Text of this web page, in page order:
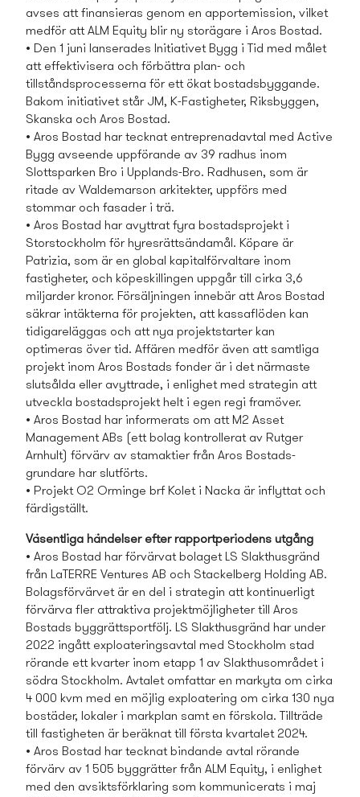
avses att finansieras genom en apportemission, vilket
medför att ALM Equity blir ny storägare i Aros Bostad.
• Den 1 juni lanserades Initiativet Bygg i Tid med målet
att effektivisera och förbättra plan- och
tillståndsprocesserna för ett ökat bostads­byggande.
Bakom initiativet står JM, K-Fastigheter, Riksbyggen,
Skanska och Aros Bostad.
• Aros Bostad har tecknat entreprenadavtal med Active
Bygg avseende uppförande av 39 radhus inom
Slottsparken Bro i Upplands-Bro. Radhusen, som är
ritade av Waldemarson arkitekter, uppförs med
stommar och fasader i trä.
• Aros Bostad har avyttrat fyra bostads­projekt i
Storstockholm för hyresrättsändamål. Köpare är
Patrizia, som är en global kapitalförvaltare inom
fastigheter, och köpeskillingen uppgår till cirka 3,6
miljarder kronor. Försäljningen innebär att Aros Bostad
säkrar intäkterna för projekten, att kassaflöden kan
tidigareläggas och att nya projektstarter kan
optimeras över tid. Affären medför även att samtliga
projekt inom Aros Bostads­ fonder är i det närmaste
slutsålda eller avyttrade, i enlighet med strategin att
utveckla bostads­projekt helt i egen regi framöver.
• Aros Bostad har informerats om att M2 Asset
Management ABs (ett bolag kontrollerat av Rutger
Arnhult) förvärv av stamaktier från Aros Bostads­
grundare har slutförts.
• Projekt O2 Orminge brf Kolet i Nacka är inflyttat och
färdigställt.
Väsentliga händelser efter rapportperiodens utgång
• Aros Bostad har förvärvat bolaget LS Slakthusgränd
från LaTERRE Ventures AB och Stackelberg Holding AB.
Bolagsförvärvet är en del i strategin att kontinuerligt
förvärva fler attraktiva projektmöjligheter till Aros
Bostads­ byggrättsportfölj. LS Slakthusgränd har under
2022 ingått exploateringsavtal med Stockholm stad
rörande ett kvarter inom etapp 1 av Slakthusområdet i
södra Stockholm. Avtalet omfattar en markyta om cirka
4 000 kvm med en möjlig exploatering om cirka 130 nya
bostäder, lokaler i markplan samt en förskola. Tillträde
till fastigheten är beräknat till första kvartalet 2024.
• Aros Bostad har tecknat bindande avtal rörande
förvärv av 1 505 byggrätter från ALM Equity, i enlighet
med den avsiktsförklaring som kommunicerats i maj